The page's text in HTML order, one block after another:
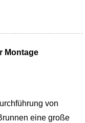
Montage
von
eine große